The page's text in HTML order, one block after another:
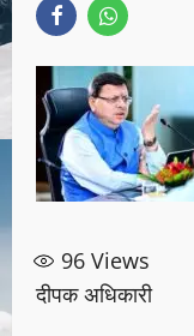
96 Views
दीपक अधिकारी